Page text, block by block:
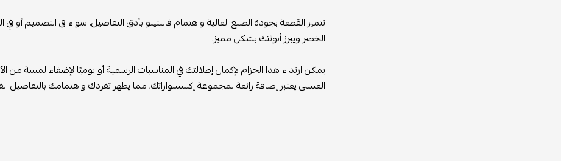
تتميز القطعة بجودة الصنع العالية واهتمام فالنتينو بأدق التفاصيل، سواء في التصميم أو
الخصر ويبرز أنوثتك بشكل مميز.
يمكن ارتداء هذا الحزام لإكمال إطلالتك في المناسبات الرسمية أو يوميًا لإضفاء لمسة من
العسلي يعتبر إضافة رائعة لمجموعة إكسسواراتك، مما يظهر تفردك واهتمامك بالتفاصيل